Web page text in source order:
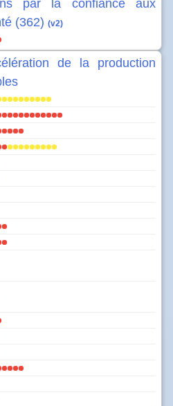
par la confiance aux
(362) (v2)
de la production